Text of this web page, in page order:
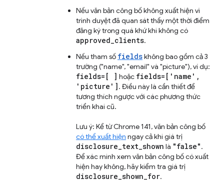
Nếu văn bản công bố không xuất hiện vì
trình duyệt đã quan sát thấy một thời điểm
đăng ký trong quá khứ khi không có
approved_clients.
Nếu tham số fieldskhông bao gồm cả 3
trường ("name", "email" và "picture"), ví dụ:
fields=[ ] hoặc fields=['name',
'picture']. Điều này là cần thiết để
tương thích ngược với các phương thức
triển khai cũ.
Lưu ý: Kể từ Chrome 141, văn bản công bố
có thể xuất hiện ngay cả khi giá trị
disclosure_text_shown là "false".
Để xác minh xem văn bản công bố có xuất
hiện hay không, hãy kiểm tra giá trị
disclosure_shown_for.